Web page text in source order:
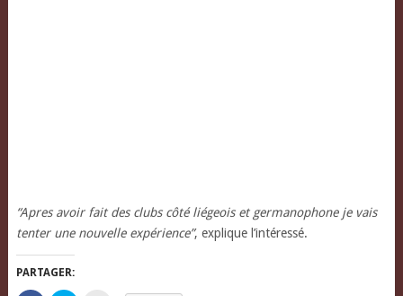
“Apres avoir fait des clubs côté liégeois et germanophone je vais
tenter une nouvelle expérience”, explique l’intéressé.
PARTAGER: